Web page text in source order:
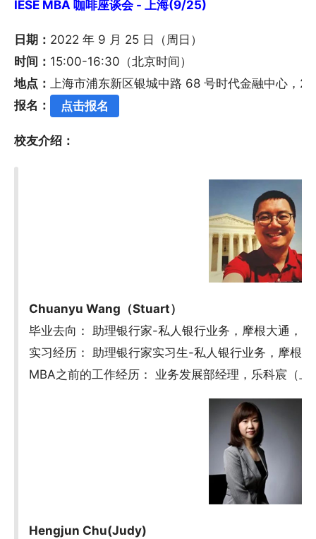
IESE MBA 咖啡座谈会 - 上海(9/25)
日期： 2022 年 9 月 25 日（周日）
时间： 15:00-16:30（北京时间）
地点： 上海市浦东新区银城中路 68 号时代金融中心，
报名：
点击报名
校友介绍：
Chuanyu Wang（Stuart）
毕业去向： 助理银行家-私人银行业务，摩根大通，
实习经历： 助理银行家实习生-私人银行业务，摩根
MBA之前的工作经历： 业务发展部经理，乐科宸（
Hengjun Chu(Judy)